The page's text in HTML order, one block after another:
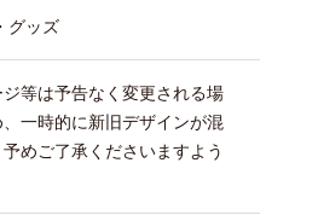
グッズ
等は予告なく変更される場
一時的に新旧デザインが混
めご了承くださいますよう